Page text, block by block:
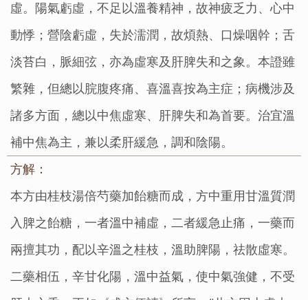
虛。陽氣虧虛，不足以溫養精神，故神疲乏力、心中
動悸；營陰虧虛，失於濡潤，故煩熱、口燥咽幹；舌
淡苔白，脈細弦，亦為虛寒及肝脾失和之象。本證雖
繁雜，但總以脘腹疼痛、喜溫喜按為主症；病機涉及
諸多方面，總以中焦虛寒、肝脾失和為首要。治宜溫
補中焦為主，兼以柔肝緩急，調和陰陽。
方解：
本方由桂枝湯倍芍藥加飴糖而成，方中重用甘溫質潤
入脾之飴糖，一者溫中補虛，二者緩急止痛，一藥而
兩擅其功，配以辛溫之桂枝，溫助脾陽，祛散虛寒。
二藥相伍，辛甘化陽，溫中益氣，使中氣強健，不受